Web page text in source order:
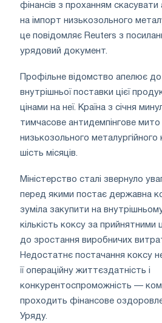
фінансів з проханням скасувати
на імпорт низькозольного
це повідомляє Reuters з
урядовий документ.
Профільне відомство апелює
внутрішньої поставки цієї
цінами на неї. Країна з січня
тимчасове антидемпінгове мито
низькозольного
шість місяців.
Міністерство сталі звернуло
перед якими постає державна
зуміла закупити на
кількість коксу за прийнятними
до зростання виробничих
Недостатнє постачання коксу
її операційну життєздатність і
конкурентоспроможність —
проходить фінансове
Уряду.